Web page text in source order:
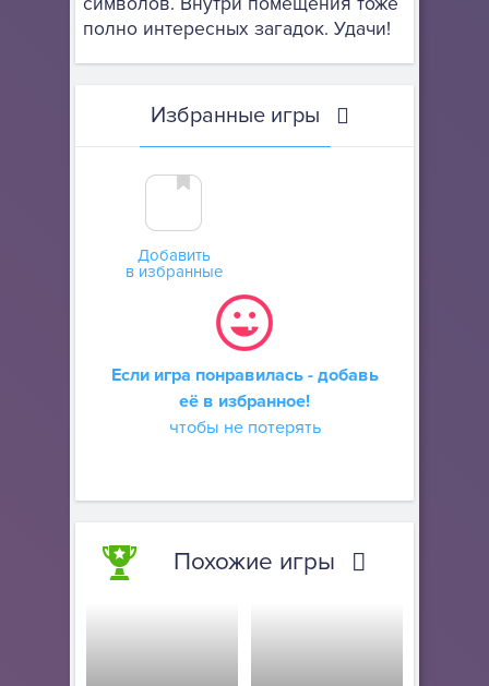
полно интересных загадок. Удачи!
Избранные игры
Добавить
в избранные
Если игра понравилась - добавь
её в избранное!
чтобы не потерять
Похожие игры